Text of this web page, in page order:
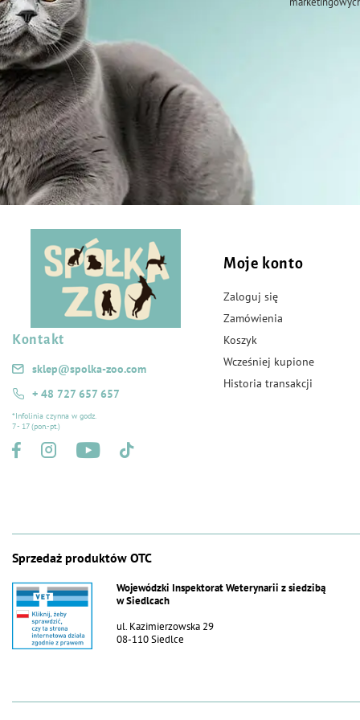
Kontakt
sklep@spolka-zoo.com
+ 48 727 657 657
*Infolinia czynna w godz.
7 - 17 (pon.-pt.)
Moje konto
Zaloguj się
Zamówienia
Koszyk
Wcześniej kupione
Historia transakcji
Sprzedaż produktów OTC
Wojewódzki Inspektorat Weterynarii z siedzibą
w Siedlcach
ul. Kazimierzowska 29
08-110 Siedlce